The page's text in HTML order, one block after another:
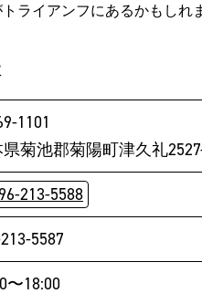
ライアンフにあるかもしれ
1101
菊池郡菊陽町津久礼
213-5588
5587
〜18:00